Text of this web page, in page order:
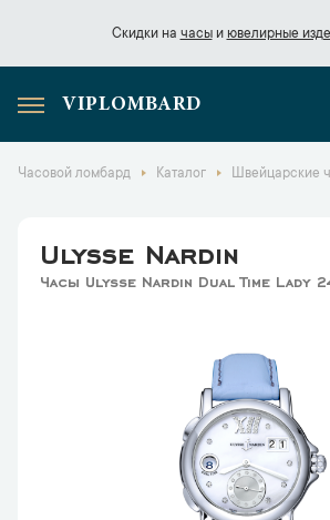
Скидки на часыи ювелирные
Скидки начасы
VIPLOMBARD
Часовой ломбард Каталог Швейцарские
Ulysse Nardin
Часы Ulysse Nardin Dual Time Lady